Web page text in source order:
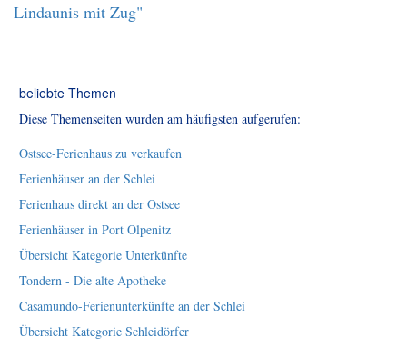
Lindaunis mit Zug"
beliebte Themen
Diese Themenseiten wurden am häufigsten aufgerufen:
Ostsee-Ferienhaus zu verkaufen
Ferienhäuser an der Schlei
Ferienhaus direkt an der Ostsee
Ferienhäuser in Port Olpenitz
Übersicht Kategorie Unterkünfte
Tondern - Die alte Apotheke
Casamundo-Ferienunterkünfte an der Schlei
Übersicht Kategorie Schleidörfer